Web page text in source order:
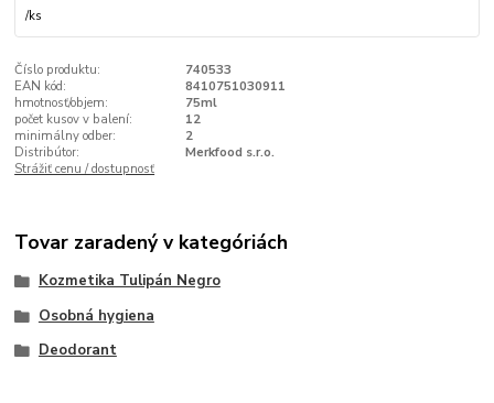
/ks
Číslo produktu:
740533
EAN kód:
8410751030911
hmotnosť/objem:
75ml
počet kusov v balení:
12
minimálny odber:
2
Distribútor:
Merkfood s.r.o.
Strážiť cenu / dostupnosť
Tovar zaradený v kategóriách
Kozmetika Tulipán Negro
Osobná hygiena
Deodorant